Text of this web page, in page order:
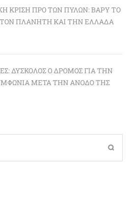
ΚΡΊΣΗ ΠΡΟ ΤΩΝ ΠΥΛΏΝ: BΑΡΎ ΤΟ
ΤΟΝ ΠΛΑΝΉΤΗ ΚΑΙ ΤΗΝ ΕΛΛΆΔΑ
ΔΎΣΚΟΛΟΣ Ο ΔΡΌΜΟΣ ΓΙΑ ΤΗΝ
ΜΕΤΆ ΤΗΝ ΆΝΟΔΟ ΤΗΣ